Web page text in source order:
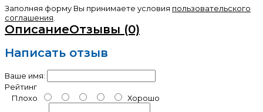
Заполняя форму Вы принимаете условия пользовательского
соглашения
ОписаниеОтзывы (0)
Написать отзыв
Ваше имя:
Рейтинг
Плохо
Хорошо